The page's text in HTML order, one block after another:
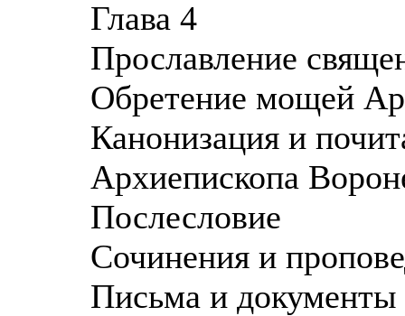
Глава 4
Прославление
Обретение мощей
Канонизация и
Архиепископа
Послесловие
Сочинения и
Письма и документы